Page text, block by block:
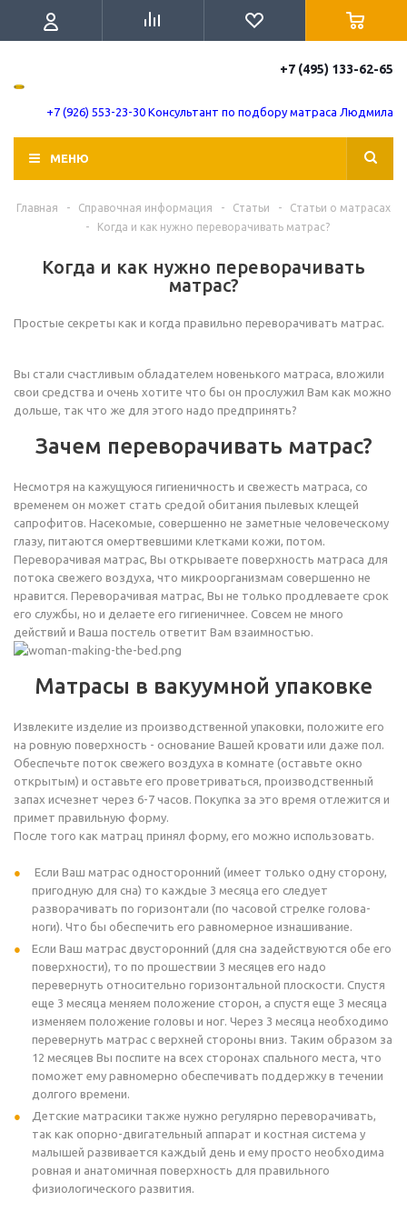
+7 (495) 133-62-65
+7 (926) 553-23-30 Консультант по подбору матраса Людмила
МЕНЮ
Главная - Справочная информация - Статьи -
Статьи о матрасах
-
Когда и как нужно переворачивать матрас?
Когда и как нужно переворачивать
матрас?
Простые секреты как и когда правильно переворачивать матрас.
Вы стали счастливым обладателем новенького матраса, вложили
свои средства и очень хотите что бы он прослужил Вам как можно
дольше, так что же для этого надо предпринять?
Зачем переворачивать матрас?
Несмотря на кажущуюся гигиеничность и свежесть матраса, со
временем он может стать средой обитания пылевых клещей
сапрофитов. Насекомые, совершенно не заметные человеческому
глазу, питаются омертвевшими клетками кожи, потом.
Переворачивая матрас, Вы открываете поверхность матраса для
потока свежего воздуха, что микроорганизмам совершенно не
нравится. Переворачивая матрас, Вы не только продлеваете срок
его службы, но и делаете его гигиеничнее. Совсем не много
действий и Ваша постель ответит Вам взаимностью.
Матрасы в вакуумной упаковке
Извлеките изделие из производственной упаковки, положите его
на ровную поверхность - основание Вашей кровати или даже пол.
Обеспечьте поток свежего воздуха в комнате (оставьте окно
открытым) и оставьте его проветриваться, производственный
запах исчезнет через 6-7 часов. Покупка за это время отлежится и
примет правильную форму.
После того как матрац принял форму, его можно использовать.
Если Ваш матрас односторонний (имеет только одну сторону,
пригодную для сна) то каждые 3 месяца его следует
разворачивать по горизонтали (по часовой стрелке голова-
ноги). Что бы обеспечить его равномерное изнашивание.
Если Ваш матрас двусторонний (для сна задействуются обе его
поверхности), то по прошествии 3 месяцев его надо
перевернуть относительно горизонтальной плоскости. Спустя
еще 3 месяца меняем положение сторон, а спустя еще 3 месяца
изменяем положение головы и ног. Через 3 месяца необходимо
перевернуть матрас с верхней стороны вниз. Таким образом за
12 месяцев Вы поспите на всех сторонах спального места, что
поможет ему равномерно обеспечивать поддержку в течении
долгого времени.
Детские матрасики также нужно регулярно переворачивать,
так как опорно-двигательный аппарат и костная система у
малышей развивается каждый день и ему просто необходима
ровная и анатомичная поверхность для правильного
физиологического развития.